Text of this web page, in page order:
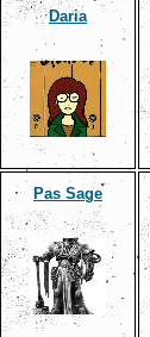
Daria
Pas Sage